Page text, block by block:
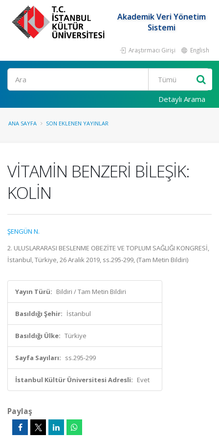
Akademik Veri Yönetim
Sistemi
Araştırmacı Girişi English
Ara
Detaylı Arama
ANA SAYFA SON EKLENEN YAYINLAR
VİTAMİN BENZERİ BİLEŞİK:
KOLİN
ŞENGÜN N.
2. ULUSLARARASI BESLENME OBEZİTE VE TOPLUM SAĞLIĞI KONGRESİ,
İstanbul, Türkiye, 26 Aralık 2019, ss.295-299, (Tam Metin Bildiri)
Yayın Türü: Bildiri / Tam Metin Bildiri
Basıldığı Şehir: İstanbul
Basıldığı Ülke: Türkiye
Sayfa Sayıları: ss.295-299
İstanbul Kültür Üniversitesi Adresli: Evet
Paylaş